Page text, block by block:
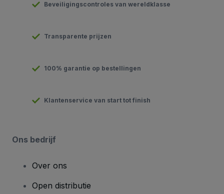
Beveiligingscontroles van wereldklasse
Transparente prijzen
100% garantie op bestellingen
Klantenservice van start tot finish
Ons bedrijf
Over ons
Open distributie